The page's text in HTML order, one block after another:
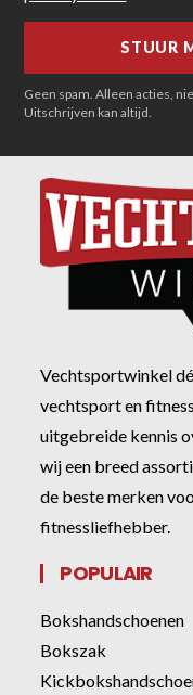
Geen spam. Alleen acties,
Uitschrijven kan altijd.
Vechtsportwinkel
vechtsport en
uitgebreide kennis
wij een breed
de beste merken
fitnessliefhebber.
POPULAIR
Bokshandschoenen
Bokszak